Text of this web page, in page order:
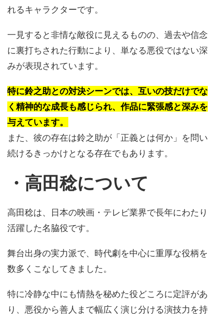
れるキャラクターです。
一見すると非情な敵役に見えるものの、過去や信念
に裏打ちされた行動により、単なる悪役ではない深
みが表現されています。
特に鈴之助との対決シーンでは、互いの技だけでな
く精神的な成長も感じられ、作品に緊張感と深みを
与えています。
また、彼の存在は鈴之助が「正義とは何か」を問い
続けるきっかけとなる存在でもあります。
・高田稔について
高田稔は、日本の映画・テレビ業界で長年にわたり
活躍した名脇役です。
舞台出身の実力派で、時代劇を中心に重厚な役柄を
数多くこなしてきました。
特に冷静な中にも情熱を秘めた役どころに定評があ
り、悪役から善人まで幅広く演じ分ける演技力を持